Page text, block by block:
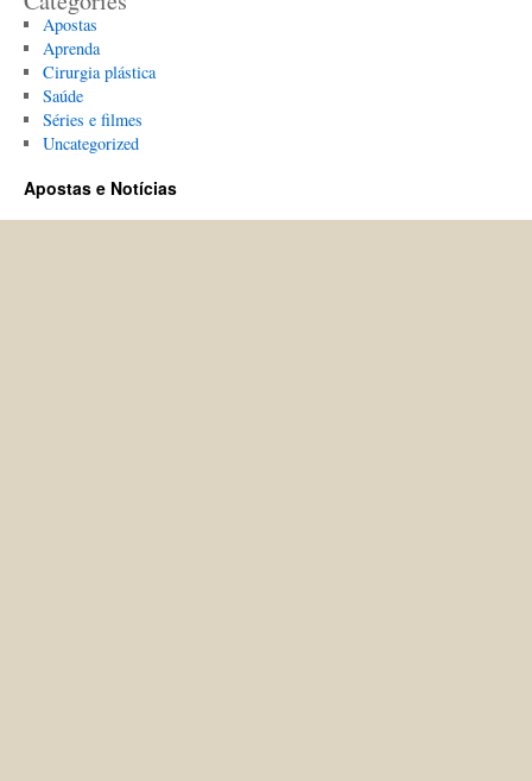
Apostas
Aprenda
Cirurgia plástica
Saúde
Séries e filmes
Uncategorized
Apostas e Notícias